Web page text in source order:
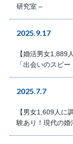
研究室 –
2025.9.17
【婚活男女1,889
「出会いのスピー
2025.7.7
【男女1,609人に
験あり！現代の婚